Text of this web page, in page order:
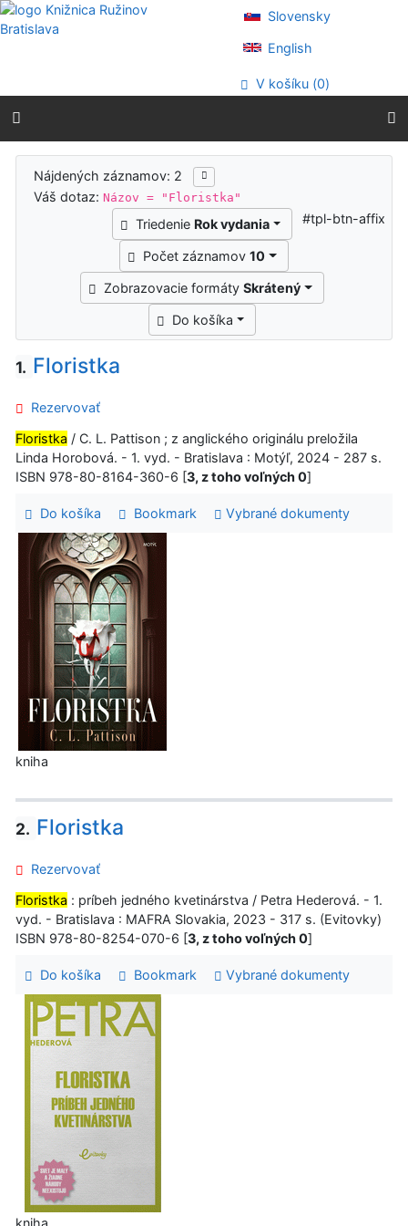
Prejsť na obsah
Prejsť na menu
Prehlásenie o webovej prístupnosti
Slovensky
English
V košíku (0)
Výsledky vyhľadávania
Nájdených záznamov: 2
Váš dotaz:Názov = "Floristka"
Triedenie Rok vydania
Počet záznamov10
Zobrazovacie formátySkrátený
Do košíka
#tpl-btn-affix
1. Floristka
Rezervovať
Floristka / C. L. Pattison ; z anglického originálu preložila
Linda Horobová. - 1. vyd. - Bratislava : Motýľ, 2024 - 287 s.
ISBN 978-80-8164-360-6 [3, z toho voľných 0]
Do košíka Bookmark Vybrané dokumenty
kniha
2. Floristka
Rezervovať
Floristka : príbeh jedného kvetinárstva / Petra Hederová. - 1.
vyd. - Bratislava : MAFRA Slovakia, 2023 - 317 s. (Evitovky)
ISBN 978-80-8254-070-6 [3, z toho voľných 0]
Do košíka Bookmark Vybrané dokumenty
kniha